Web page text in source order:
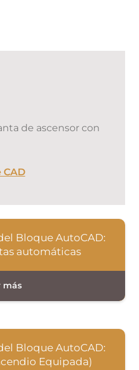
de ascensor con
Bloque AutoCAD:
automáticas
Bloque AutoCAD:
Equipada)